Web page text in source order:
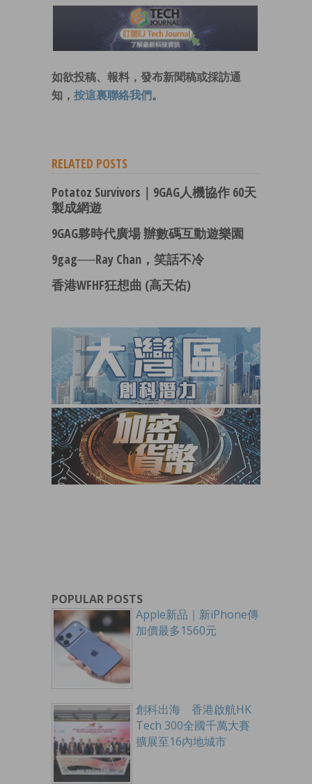
如欲投稿、報料，發布新聞稿或採訪通
知， 按這裏聯絡我們 。
RELATED POSTS
Potatoz Survivors｜9GAG人機協作 60天
製成網遊
9GAG夥時代廣場 辦數碼互動遊樂園
9gag──Ray Chan，笑話不冷
香港WFHF狂想曲 (高天佑)
POPULAR POSTS
Apple新品｜新iPhone傳
加價最多1560元
創科出海 香港啟航HK
Tech 300全國千萬大賽
擴展至16內地城市